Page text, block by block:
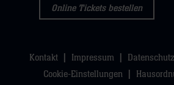
Online Tickets bestellen
Kontakt Impressum Datenschutz
Cookie-Einstellungen